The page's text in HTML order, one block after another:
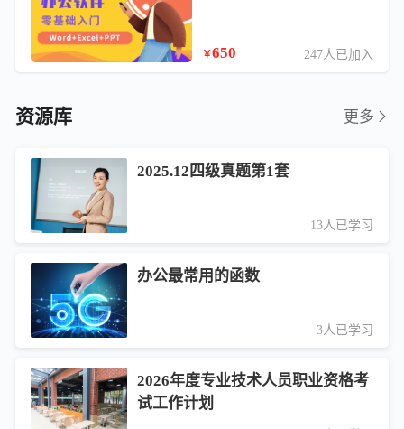
￥650 247人已加入
资源库 更多
2025.12四级真题第1套
13人已学习
办公最常用的函数
3人已学习
2026年度专业技术人员职业资格考
试工作计划